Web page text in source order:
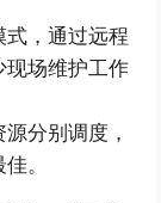
，通过远程
现场维护工作
分别调度，
。